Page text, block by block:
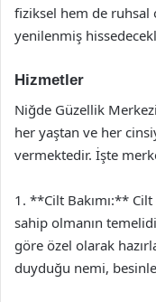
fiziksel hem de
yenilenmiş
Hizmetler
Niğde Güzellik
her yaştan ve her
vermektedir. İşte
1. **Cilt Bakımı:** Cilt
sahip olmanın
göre özel olarak
duyduğu nemi,